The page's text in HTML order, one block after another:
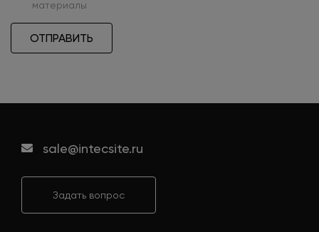
материалы
ОТПРАВИТЬ
sale@intecsite.ru
Задать вопрос